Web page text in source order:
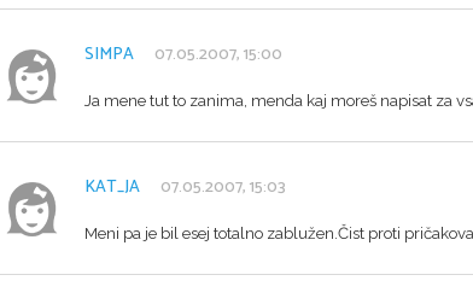
SIMPA 07.05.2007, 15:00
Ja mene tut to zanima, menda kaj moreš napisat za
KAT_JA 07.05.2007, 15:03
Meni pa je bil esej totalno zablužen.Čist proti